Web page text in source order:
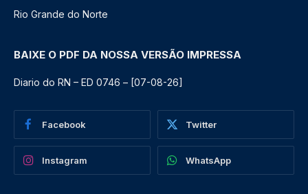
Rio Grande do Norte
BAIXE O PDF DA NOSSA VERSÃO IMPRESSA
Diario do RN – ED 0746 – [07-08-26]
Facebook Twitter
Instagram WhatsApp